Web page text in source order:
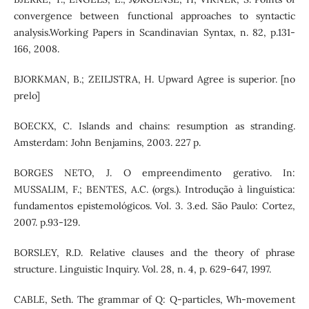
convergence between functional approaches to syntactic
analysis.Working Papers in Scandinavian Syntax, n. 82, p.131-
166, 2008.
BJORKMAN, B.; ZEILJSTRA, H. Upward Agree is superior. [no
prelo]
BOECKX, C. Islands and chains: resumption as stranding.
Amsterdam: John Benjamins, 2003. 227 p.
BORGES NETO, J. O empreendimento gerativo. In:
MUSSALIM, F.; BENTES, A.C. (orgs.). Introdução à linguística:
fundamentos epistemológicos. Vol. 3. 3.ed. São Paulo: Cortez,
2007. p.93-129.
BORSLEY, R.D. Relative clauses and the theory of phrase
structure. Linguistic Inquiry. Vol. 28, n. 4, p. 629-647, 1997.
CABLE, Seth. The grammar of Q: Q-particles, Wh-movement